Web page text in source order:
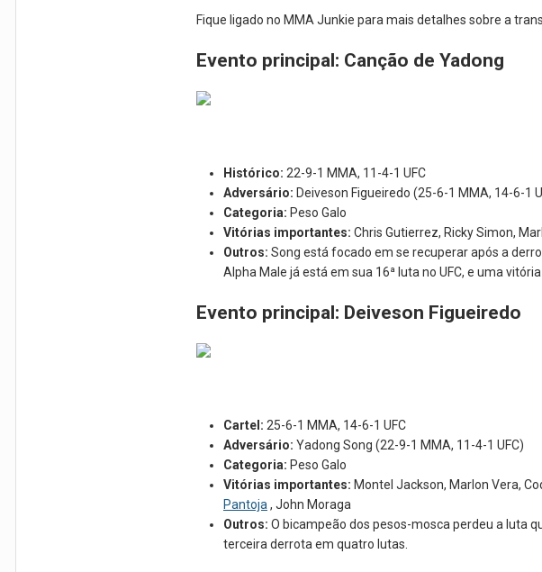
Fique ligado no MMA Junkie para mais detalhes sobre a
Evento principal: Canção de Yadong
Histórico: 22-9-1 MMA, 11-4-1 UFC
Adversário: Deiveson Figueiredo (25-6-1 MMA, 14-6-1
Categoria: Peso Galo
Vitórias importantes: Chris Gutierrez, Ricky Simon,
Outros: Song está focado em se recuperar após a
Alpha Male já está em sua 16ª luta no UFC, e uma
Evento principal: Deiveson Figueiredo
Cartel: 25-6-1 MMA, 14-6-1 UFC
Adversário: Yadong Song (22-9-1 MMA, 11-4-1 UFC)
Categoria: Peso Galo
Vitórias importantes: Montel Jackson, Marlon Vera,
Pantoja , John Moraga
Outros: O bicampeão dos pesos-mosca perdeu a luta
terceira derrota em quatro lutas.